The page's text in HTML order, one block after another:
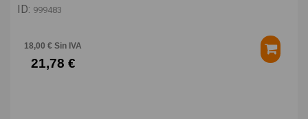
ID: 999483
18,00 € Sin IVA
21,78 €